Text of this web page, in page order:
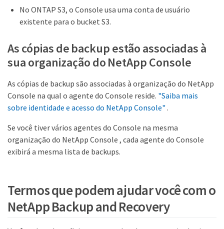
No ONTAP S3, o Console usa uma conta de usuário
existente para o bucket S3.
As cópias de backup estão associadas à
sua organização do NetApp Console
As cópias de backup são associadas à organização do NetApp
Console na qual o agente do Console reside. "Saiba mais
sobre identidade e acesso do NetApp Console" .
Se você tiver vários agentes do Console na mesma
organização do NetApp Console , cada agente do Console
exibirá a mesma lista de backups.
Termos que podem ajudar você com o
NetApp Backup and Recovery